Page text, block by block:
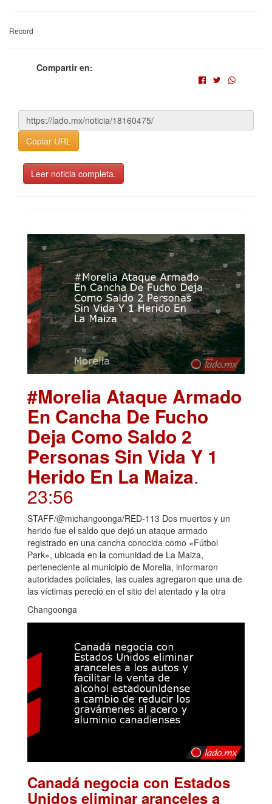
Record
Compartir en:
Copiar URL
Leer noticia completa.
#Morelia Ataque Armado
En Cancha De Fucho
Deja Como Saldo 2
Personas Sin Vida Y 1
Herido En La Maiza.
23:56
STAFF/@michangoonga/RED-113 Dos muertos y un
herido fue el saldo que dejó un ataque armado
registrado en una cancha conocida como «Fútbol
Park», ubicada en la comunidad de La Maiza,
perteneciente al municipio de Morelia, informaron
autoridades policiales, las cuales agregaron que una de
las víctimas pereció en el sitio del atentado y la otra
Changoonga
Canadá negocia con Estados
Unidos eliminar aranceles a